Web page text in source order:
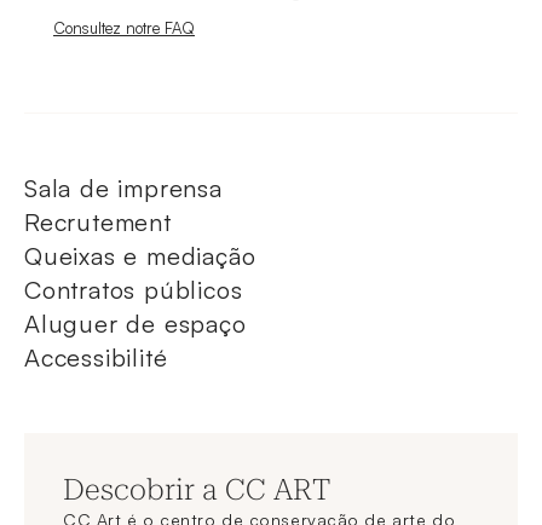
Nouvelle fenêtre
Consultez notre FAQ
Sala de imprensa
Recrutement
Queixas e mediação
Contratos públicos
Aluguer de espaço
Accessibilité
Descobrir a CC ART
CC Art é o centro de conservação de arte do